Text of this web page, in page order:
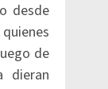
desde
de
dieran